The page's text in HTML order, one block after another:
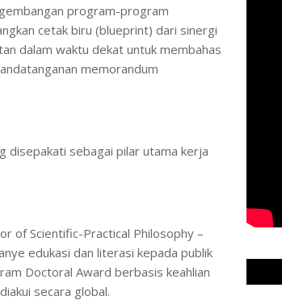
program-program
cetak biru (blueprint) dari sinergi
dalam waktu dekat untuk membahas
memorandum
disepakati sebagai pilar utama kerja
of Scientific-Practical Philosophy –
edukasi dan literasi kepada publik
Doctoral Award berbasis keahlian
secara global.